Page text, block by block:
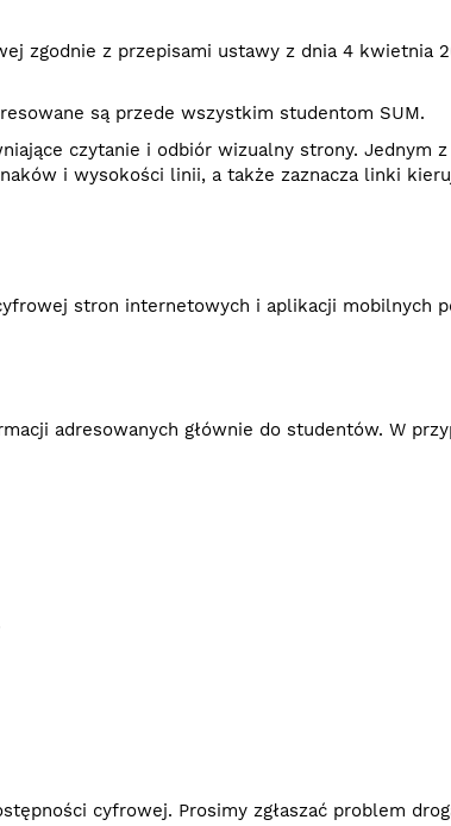
zgodnie z przepisami ustawy z dnia 4 kwietnia
są przede wszystkim studentom SUM.
czytanie i odbiór wizualny strony.
i wysokości linii, a także zaznacza linki
stron internetowych i aplikacji mobilnych
adresowanych głównie do studentów. W
cyfrowej. Prosimy zgłaszać problem